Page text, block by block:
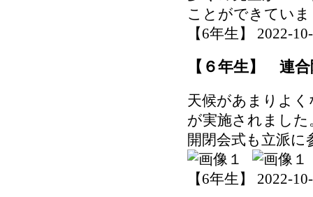
ことができてい
【6年生】 2022-
【６年生】 連
天候があまりよ
が実施されました
開閉会式も立派
【6年生】 2022-